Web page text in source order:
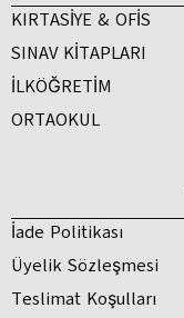
KIRTASİYE & OFİS
SINAV KİTAPLARI
İLKÖĞRETİM
ORTAOKUL
İade Politikası
Üyelik Sözleşmesi
Teslimat Koşulları